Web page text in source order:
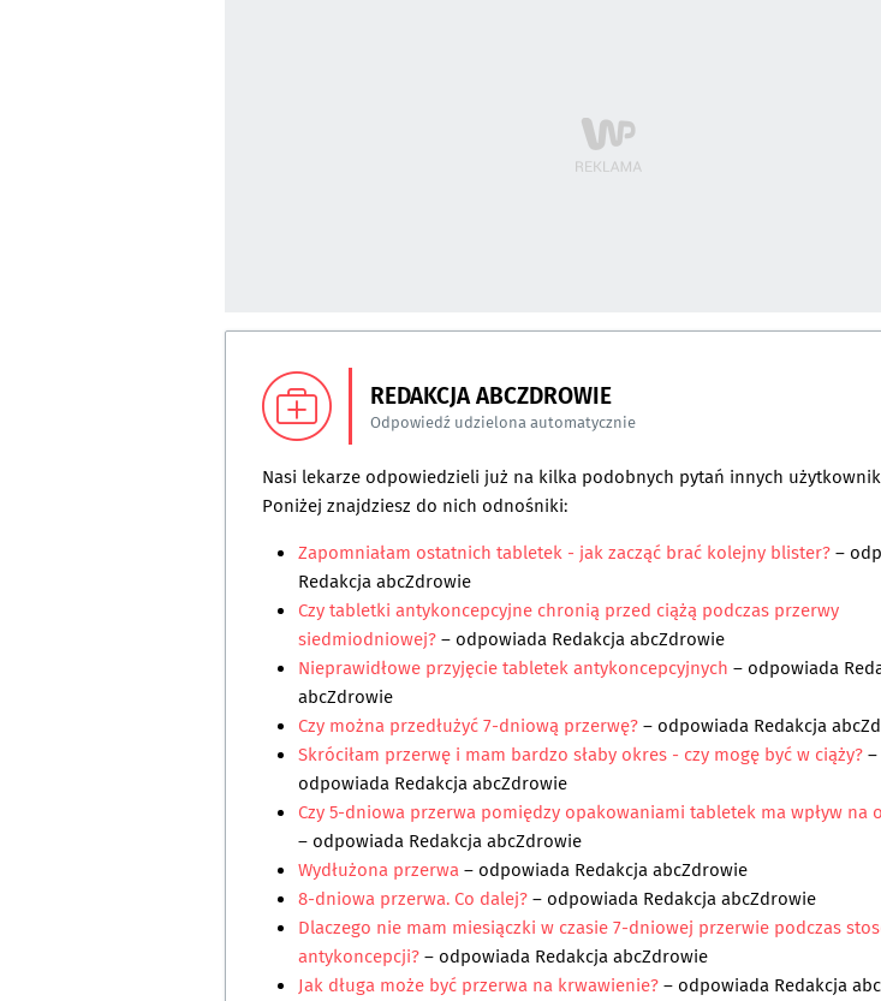
REDAKCJA ABCZDROWIE
Odpowiedź udzielona automatycznie
Nasi lekarze odpowiedzieli już na kilka podobnych pytań innych
Poniżej znajdziesz do nich odnośniki:
Zapomniałam ostatnich tabletek - jak zacząć brać kolejny blister?–
Redakcja abcZdrowie
Czy tabletki antykoncepcyjne chronią przed ciążą podczas przerwy
siedmiodniowej?– odpowiada Redakcja abcZdrowie
Nieprawidłowe przyjęcie tabletek antykoncepcyjnych – odpowiada
abcZdrowie
Czy można przedłużyć 7-dniową przerwę?– odpowiada Redakcja
Skróciłam przerwę i mam bardzo słaby okres - czy mogę być w ciąży?–
odpowiada Redakcja abcZdrowie
Czy 5-dniowa przerwa pomiędzy opakowaniami tabletek ma wpływ na
– odpowiada Redakcja abcZdrowie
Wydłużona przerwa– odpowiada Redakcja abcZdrowie
8-dniowa przerwa. Co dalej?– odpowiada Redakcja abcZdrowie
Dlaczego nie mam miesiączki w czasie 7-dniowej przerwie podczas
antykoncepcji?– odpowiada Redakcja abcZdrowie
Jak długa może być przerwa na krwawienie?– odpowiada Redakcja